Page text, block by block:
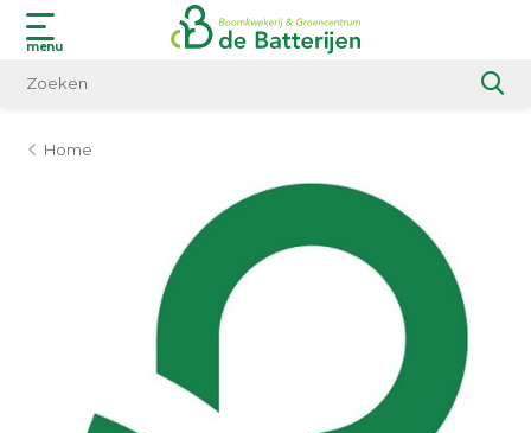
menu
Home